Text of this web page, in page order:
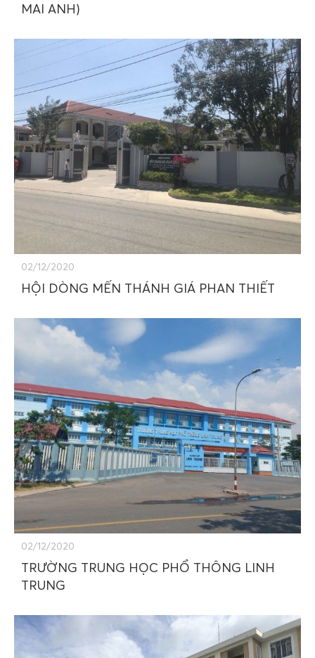
MAI ANH)
02/12/2020
HỘI DÒNG MẾN THÁNH GIÁ PHAN THIẾT
02/12/2020
TRƯỜNG TRUNG HỌC PHỔ THÔNG LINH
TRUNG